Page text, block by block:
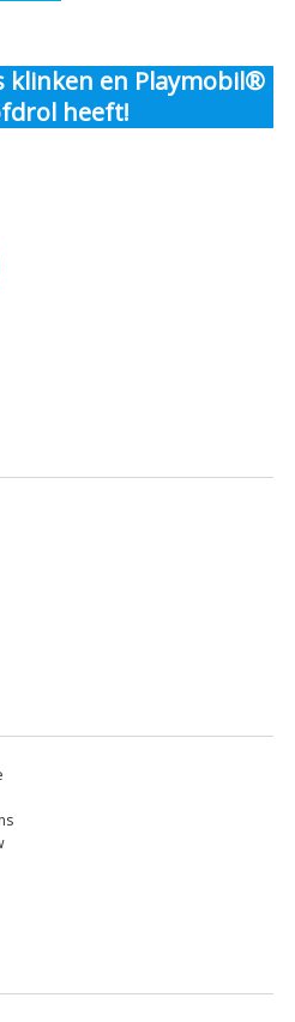
klinken en Playmobil®
heeft!